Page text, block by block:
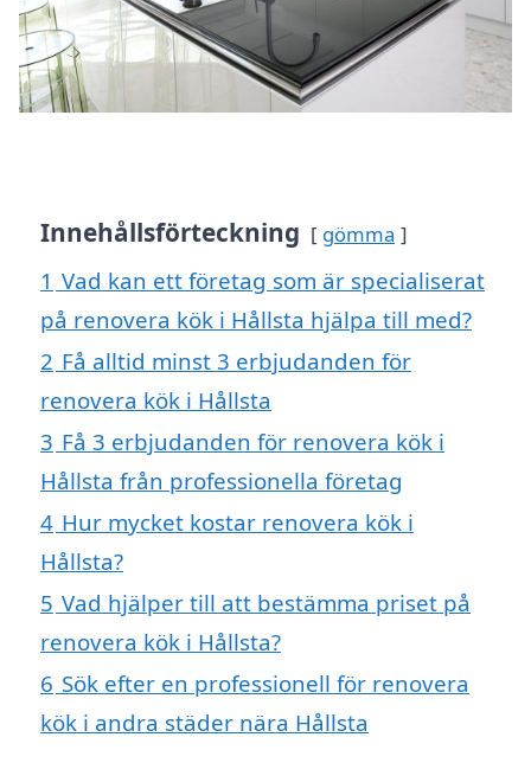
Innehållsförteckning gömma
1 Vad kan ett företag som är specialiserat
på renovera kök i Hållsta hjälpa till med?
2 Få alltid minst 3 erbjudanden för
renovera kök i Hållsta
3 Få 3 erbjudanden för renovera kök i
Hållsta från professionella företag
4 Hur mycket kostar renovera kök i
Hållsta?
5 Vad hjälper till att bestämma priset på
renovera kök i Hållsta?
6 Sök efter en professionell för renovera
kök i andra städer nära Hållsta